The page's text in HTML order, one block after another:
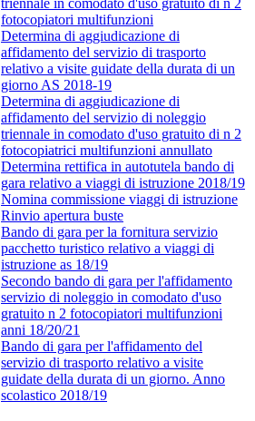
triennale in comodato d'uso gratuito di n 2
fotocopiatori multifunzioni
Determina di aggiudicazione di
affidamento del servizio di trasporto
relativo a visite guidate della durata di un
giorno AS 2018-19
Determina di aggiudicazione di
affidamento del servizio di noleggio
triennale in comodato d'uso gratuito di n 2
fotocopiatrici multifunzioni annullato
Determina rettifica in autotutela bando di
gara relativo a viaggi di istruzione 2018/19
Nomina commissione viaggi di istruzione
Rinvio apertura buste
Bando di gara per la fornitura servizio
pacchetto turistico relativo a viaggi di
istruzione as 18/19
Secondo bando di gara per l'affidamento
servizio di noleggio in comodato d'uso
gratuito n 2 fotocopiatori multifunzioni
anni 18/20/21
Bando di gara per l'affidamento del
servizio di trasporto relativo a visite
guidate della durata di un giorno. Anno
scolastico 2018/19